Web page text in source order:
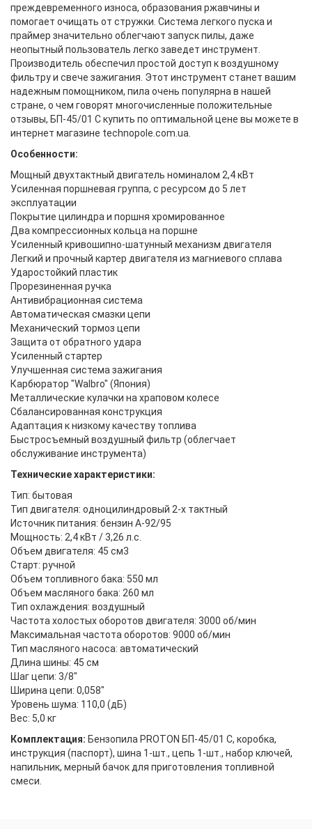
преждевременного износа, образования ржавчины и
помогает очищать от стружки. Система легкого пуска и
праймер значительно облегчают запуск пилы, даже
неопытный пользователь легко заведет инструмент.
Производитель обеспечил простой доступ к воздушному
фильтру и свече зажигания. Этот инструмент станет вашим
надежным помощником, пила очень популярна в нашей
стране, о чем говорят многочисленные положительные
отзывы, БП-45/01 C купить по оптимальной цене вы можете в
интернет магазине technopole.com.ua.
Особенности:
Мощный двухтактный двигатель номиналом 2,4 кВт
Усиленная поршневая группа, с ресурсом до 5 лет
эксплуатации
Покрытие цилиндра и поршня хромированное
Два компрессионных кольца на поршне
Усиленный кривошипно-шатунный механизм двигателя
Легкий и прочный картер двигателя из магниевого сплава
Ударостойкий пластик
Прорезиненная ручка
Антивибрационная система
Автоматическая смазки цепи
Механический тормоз цепи
Защита от обратного удара
Усиленный стартер
Улучшенная система зажигания
Карбюратор "Walbro" (Япония)
Металлические кулачки на храповом колесе
Сбалансированная конструкция
Адаптация к низкому качеству топлива
Быстросъемный воздушный фильтр (облегчает
обслуживание инструмента)
Технические характеристики:
Тип: бытовая
Тип двигателя: одноцилиндровый 2-х тактный
Источник питания: бензин А-92/95
Мощность: 2,4 кВт / 3,26 л.с.
Объем двигателя: 45 см3
Старт: ручной
Объем топливного бака: 550 мл
Объем масляного бака: 260 мл
Тип охлаждения: воздушный
Частота холостых оборотов двигателя: 3000 об/мин
Максимальная частота оборотов: 9000 об/мин
Тип масляного насоса: автоматический
Длина шины: 45 см
Шаг цепи: 3/8"
Ширина цепи: 0,058"
Уровень шума: 110,0 (дБ)
Вес: 5,0 кг
Комплектация: Бензопила PROTON БП-45/01 C, коробка,
инструкция (паспорт), шина 1-шт., цепь 1-шт., набор ключей,
напильник, мерный бачок для приготовления топливной
смеси.